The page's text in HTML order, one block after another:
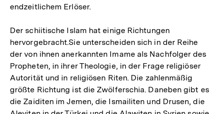
endzeitlichem Erlöser.
Der schiitische Islam hat einige Richtungen
hervorgebracht.Sie unterscheiden sich in der Reihe
der von ihnen anerkannten Imame als Nachfolger des
Propheten, in ihrer Theologie, in der Frage religiöser
Autorität und in religiösen Riten. Die zahlenmäßig
größte Richtung ist die Zwölferschia. Daneben gibt es
die Zaiditen im Jemen, die Ismailiten und Drusen, die